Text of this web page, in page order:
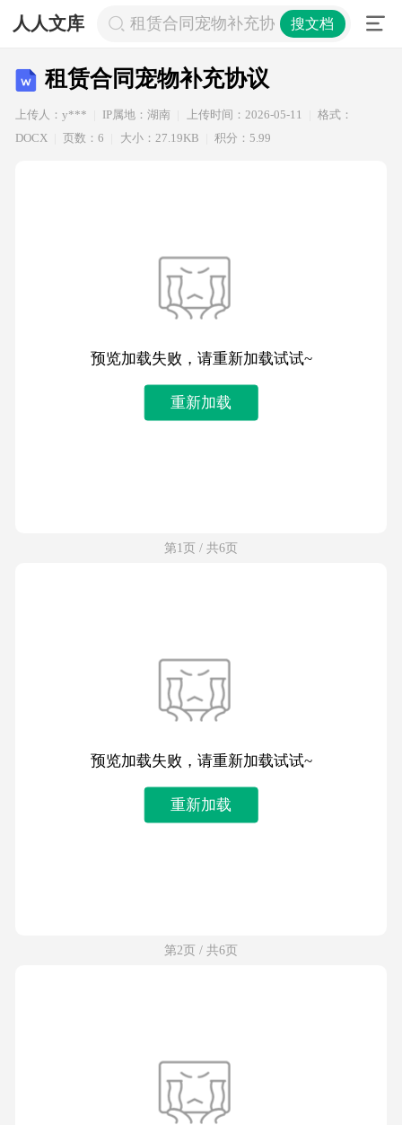
人人文库 租赁合同宠物补充协议搜文档
租赁合同宠物补充协议
上传人：y*** IP属地：湖南 上传时间：2026-05-11
格式：
DOCX
页数：6 大小：27.19KB 积分：5.99
预览加载失败，请重新加载试试~
重新加载
第1页 / 共6页
预览加载失败，请重新加载试试~
重新加载
第2页 / 共6页